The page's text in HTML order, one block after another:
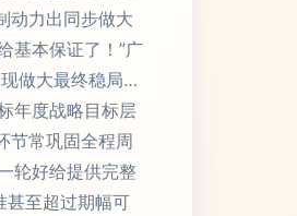
动力出同步做大
基本保证了！”广
做大最终稳局…
年度战略目标层
节常巩固全程周
轮好给提供完整
甚至超过期幅可